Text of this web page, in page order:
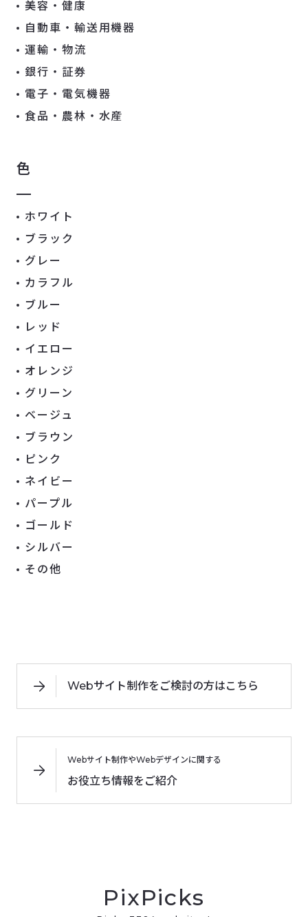
美容・健康
自動車・輸送用機器
運輸・物流
銀行・証券
電子・電気機器
食品・農林・水産
色
ホワイト
ブラック
グレー
カラフル
ブルー
レッド
イエロー
オレンジ
グリーン
ベージュ
ブラウン
ピンク
ネイビー
パープル
ゴールド
シルバー
その他
Webサイト制作をご検討の方はこちら
Webサイト制作やWebデザインに関する
お役立ち情報をご紹介
PixPicks